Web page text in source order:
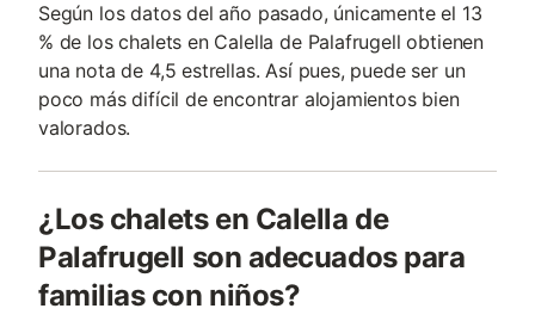
Según los datos del año pasado, únicamente el 13
% de los chalets en Calella de Palafrugell obtienen
una nota de 4,5 estrellas. Así pues, puede ser un
poco más difícil de encontrar alojamientos bien
valorados.
¿Los chalets en Calella de
Palafrugell son adecuados para
familias con niños?